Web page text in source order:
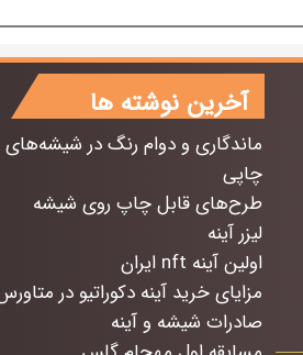
آخرین نوشته ها
ماندگاری و دوام رنگ در شیشه‌های
چاپی
طرح‌های قابل چاپ روی شیشه
لیزر آینه
اولین آینه nft ایران
مزایای خرید آینه دکوراتیو در
صادرات شیشه و آینه